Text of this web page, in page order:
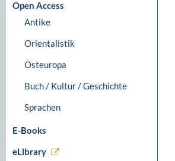
Open Access
Antike
Orientalistik
Osteuropa
Buch / Kultur / Geschichte
Sprachen
E-Books
eLibrary